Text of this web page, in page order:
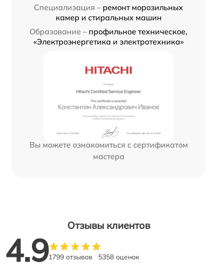
Специализация – ремонт морозильных
камер и стиральных машин
Образование – профильное техническое,
«Электроэнергетика и электротехника»
Вы можете ознакомиться с сертификатом
мастера
Отзывы клиентов
4.91799 отзывов 5358 оценок